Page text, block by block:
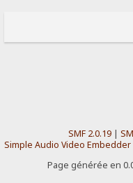
SMF 2.0.19|
Simple Audio Video Embedder
Page générée en